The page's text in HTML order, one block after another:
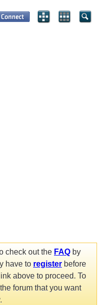
check out the FAQ by
have to register before
above to proceed. To
forum that you want